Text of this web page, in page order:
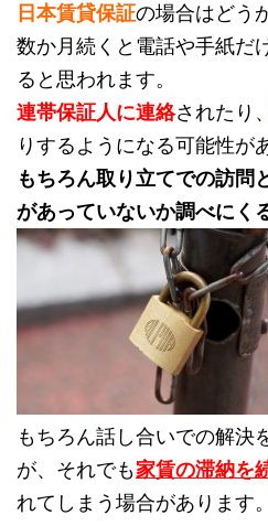
日本賃貸保証の場合はどう
数か月続くと電話や手紙だ
ると思われます。
連帯保証人に連絡されたり、
りするようになる可能性が
もちろん取り立てでの訪問
があっていないか調べにく
もちろん話し合いでの解決
が、それでも家賃の滞納を
れてしまう場合があります。